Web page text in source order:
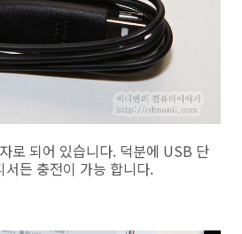
로 되어 있습니다. 덕분에 USB 단
든 충전이 가능 합니다.